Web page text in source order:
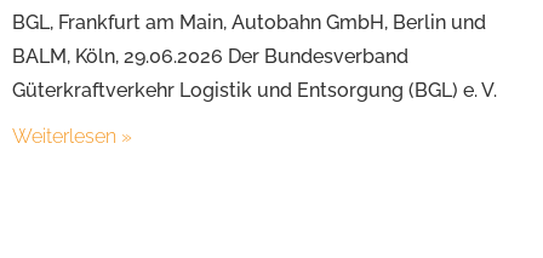
BGL, Frankfurt am Main, Autobahn GmbH, Berlin und
BALM, Köln, 29.06.2026 Der Bundesverband
Güterkraftverkehr Logistik und Entsorgung (BGL) e. V.
Weiterlesen »